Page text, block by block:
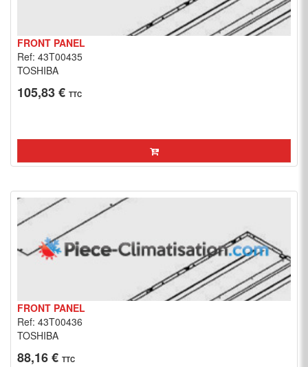
FRONT PANEL
Ref: 43T00435
TOSHIBA
105,83 € TTC
FRONT PANEL
Ref: 43T00436
TOSHIBA
88,16 € TTC